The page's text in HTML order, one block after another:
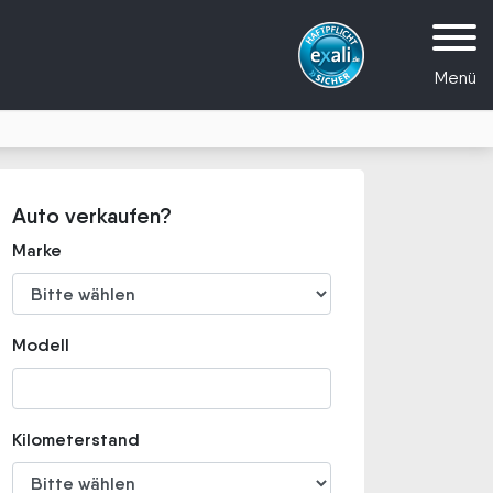
Menü
Auto verkaufen?
Marke
Modell
Kilometerstand